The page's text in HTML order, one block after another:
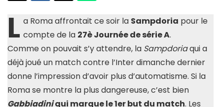
L a Roma affrontait ce soir la Sampdoria pour le
compte de la 27è Journée de série A.
Comme on pouvait s’y attendre, la Sampdoriaqui a
déjà joué un match contre l’Inter dimanche dernier
donne l’impression d’avoir plus d’automatisme. Si la
Roma se montre la plus dangereuse, c’est bien
Gabbiadiniqui marque le 1er but du match. Les